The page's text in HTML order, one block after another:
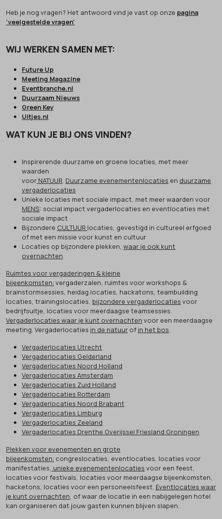
Heb je nog vragen? Het antwoord vind je vast op onze pagina
'veelgestelde vragen'
WIJ WERKEN SAMEN MET:
Future Up
Meeting Magazine
Eventbranche.nl
Duurzaam Nieuws
Green Key
Uitjes.nl
WAT KUN JE BIJ ONS VINDEN?
Inspirerende duurzame en groene locaties, met meer
waarden
voor NATUUR. Duurzame evenementenlocaties en duurzame
vergaderlocaties
Unieke locaties met sociale impact, met meer waarden voor
MENS: social impact vergaderlocaties en eventlocaties met
sociale impact
Bijzondere CULTUUR locaties, gevestigd in cultureel erfgoed
of met een missie voor kunst en cultuur
Locaties op bijzondere plekken, waar je ook kunt
overnachten
Ruimtes voor vergaderingen & kleine
bijeenkomsten: vergaderzalen, ruimtes voor workshops &
brainstormsessies, heidag locaties, hackatons, teambuilding
locaties, trainingslocaties, bijzondere vergaderlocaties voor
bedrijfsuitje, locaties voor meerdaagse teamsessies.
Vergaderlocaties waar je kunt overnachten voor een meerdaagse
meeting. Vergaderlocaties in de natuur of in het bos.
Vergaderlocaties Utrecht
Vergaderlocaties Gelderland
Vergaderlocaties Noord Holland
Vergaderlocaties Amsterdam
Vergaderlocaties Zuid Holland
Vergaderlocaties Rotterdam
Vergaderlocaties Noord Brabant
Vergaderlocaties Limburg
Vergaderlocaties Zeeland
Vergaderlocaties Drenthe Overijssel Friesland Groningen
Plekken voor evenementen en grote
bijeenkomsten: congreslocaties, eventlocaties, locaties voor
manifestaties, unieke evenementenlocaties voor een feest,
locaties voor festivals, locaties voor meerdaagse bijeenkomsten,
hacketons, locaties voor een personeelsfeest. Eventlocaties waar
je kunt overnachten, of waar de locatie in een nabijgelegen hotel
kan organiseren dat jouw gasten kunnen blijven slapen.